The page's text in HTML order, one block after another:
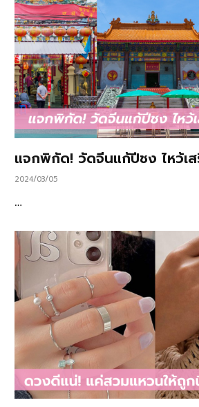
แจกพิกัด! วัดจีนแก้ปีชง ไหว้เ
2024/03/05
…